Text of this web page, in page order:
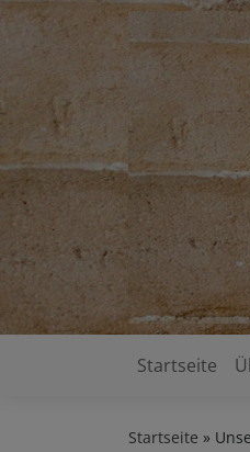
Direkt
Startseite
Startseite